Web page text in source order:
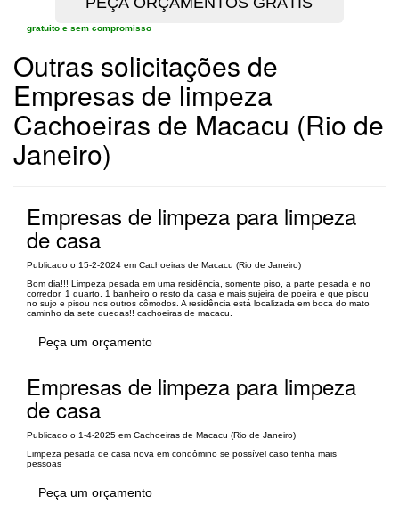
gratuito e sem compromisso
Outras solicitações de
Empresas de limpeza
Cachoeiras de Macacu (Rio de
Janeiro)
Empresas de limpeza para limpeza
de casa
Publicado o 15-2-2024 em Cachoeiras de Macacu (Rio de Janeiro)
Bom dia!!! Limpeza pesada em uma residência, somente piso, a parte pesada e no
corredor, 1 quarto, 1 banheiro o resto da casa e mais sujeira de poeira e que pisou
no sujo e pisou nos outros cômodos. A residência está localizada em boca do mato
caminho da sete quedas!! cachoeiras de macacu.
Peça um orçamento
Empresas de limpeza para limpeza
de casa
Publicado o 1-4-2025 em Cachoeiras de Macacu (Rio de Janeiro)
Limpeza pesada de casa nova em condômino se possível caso tenha mais
pessoas
Peça um orçamento